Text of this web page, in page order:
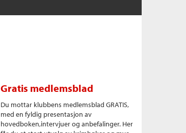
Gratis medlemsblad
Du mottar klubbens medlemsblad GRATIS,
med en fyldig presentasjon av
hovedboken,intervjuer og anbefalinger. Her